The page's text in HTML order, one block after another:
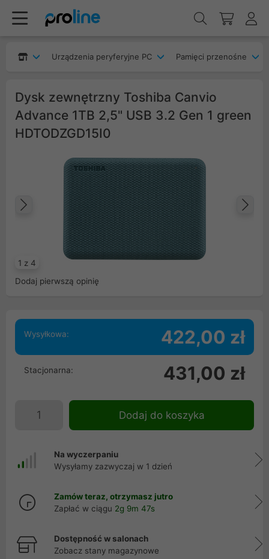
Urządzenia peryferyjne PC Pamięci przenośne
Dysk zewnętrzny Toshiba Canvio
Advance 1TB 2,5" USB 3.2 Gen 1 green
HDTODZGD15I0
1 z 4
Poprzedni
Dodaj pierwszą opinię
Wysyłkowa: 422,00 zł
Stacjonarna: 431,00 zł
Dodaj do koszyka
Na wyczerpaniu
Wysyłamy zazwyczaj w 1 dzień
Zamów teraz, otrzymasz jutro
Zapłać w ciągu 2g 9m 47s
Dostępność w salonach
Zobacz stany magazynowe